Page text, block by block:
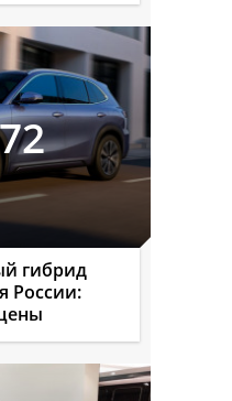
гибрид
России: